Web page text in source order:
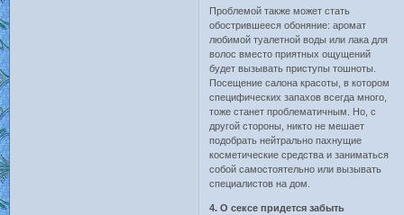
Проблемой также может стать
обострившееся обоняние: аромат
любимой туалетной воды или лака для
волос вместо приятных ощущений
будет вызывать приступы тошноты.
Посещение салона красоты, в котором
специфических запахов всегда много,
тоже станет проблематичным. Но, с
другой стороны, никто не мешает
подобрать нейтрально пахнущие
косметические средства и заниматься
собой самостоятельно или вызывать
специалистов на дом.
4. О сексе придется забыть